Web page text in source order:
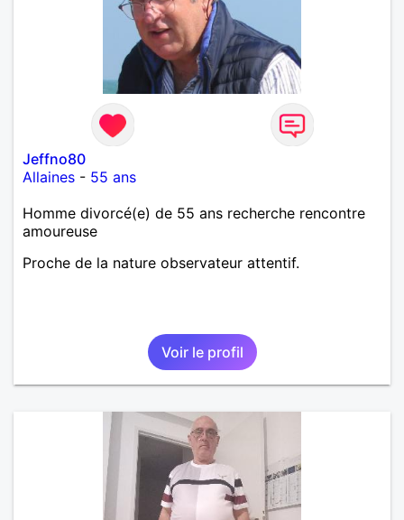
Jeffno80
Allaines - 55 ans
Homme divorcé(e) de 55 ans recherche rencontre
amoureuse
Proche de la nature observateur attentif.
Voir le profil